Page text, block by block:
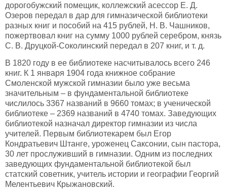
дорогобужский помещик, коллежский асессор Е. Д.
Озеров передал в дар для гимназической библиотеки
разных книг и пособий на 415 рублей, Н. В. Чашников,
пожертвовал книг на сумму 1000 рублей серебром, князь
С. В. Друцкой-Соколинский передал в 207 книг, и т. д.
В 1820 году в ее библиотеке насчитывалось всего 246
книг. К 1 января 1904 года книжное собрание
Смоленской мужской гимназии было уже весьма
значительным – в фундаментальной библиотеке
числилось 3367 названий в 9660 томах; в ученической
библиотеке – 2369 названий в 4740 томах. Заведующих
библиотекой назначал директор гимназии из числа
учителей. Первым библиотекарем был Егор
Кондратьевич Штанге, уроженец Саксонии, сын пастора,
30 лет прослуживший в гимназии. Одним из последних
заведующих фундаментальной библиотекой был
статский советник, учитель истории и географии Георгий
Мелентьевич Крыжановский.